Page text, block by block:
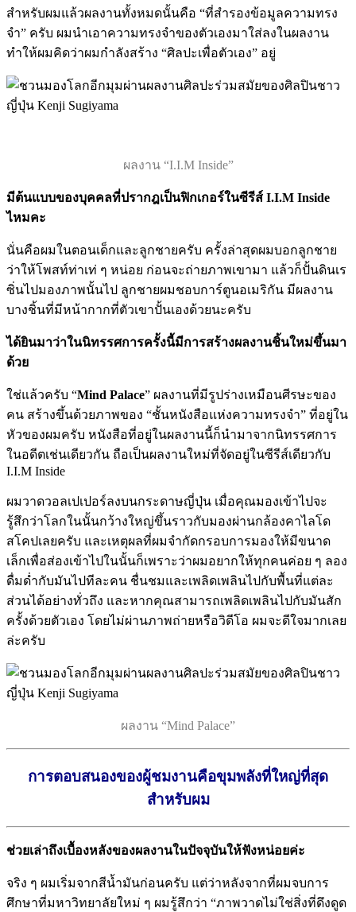
สำหรับผมแล้วผลงานทั้งหมดนั้นคือ “ที่สำรองข้อมูลความทรง
จำ” ครับ ผมนำเอาความทรงจำของตัวเองมาใส่ลงในผลงาน
ทำให้ผมคิดว่าผมกำลังสร้าง “ศิลปะเพื่อตัวเอง” อยู่
ผลงาน “I.I.M Inside”
มีต้นแบบของบุคคลที่ปรากฎเป็นฟิกเกอร์ในซีรีส์ I.I.M Inside
ไหมคะ
นั่นคือผมในตอนเด็กและลูกชายครับ ครั้งล่าสุดผมบอกลูกชาย
ว่าให้โพสท์ท่าเท่ ๆ หน่อย ก่อนจะถ่ายภาพเขามา แล้วก็ปั้นดินเร
ซิ่นไปมองภาพนั้นไป ลูกชายผมชอบการ์ตูนอเมริกัน มีผลงาน
บางชิ้นที่มีหน้ากากที่ตัวเขาปั้นเองด้วยนะครับ
ได้ยินมาว่าในนิทรรศการครั้งนี้มีการสร้างผลงานชิ้นใหม่ขึ้นมา
ด้วย
ใช่แล้วครับ “Mind Palace” ผลงานที่มีรูปร่างเหมือนศีรษะของ
คน สร้างขึ้นด้วยภาพของ “ชั้นหนังสือแห่งความทรงจำ” ที่อยู่ใน
หัวของผมครับ หนังสือที่อยู่ในผลงานนี้ก็นำมาจากนิทรรศการ
ในอดีตเช่นเดียวกัน ถือเป็นผลงานใหม่ที่จัดอยู่ในซีรีส์เดียวกับ
I.I.M Inside
ผมวาดวอลเปเปอร์ลงบนกระดาษญี่ปุ่น เมื่อคุณมองเข้าไปจะ
รู้สึกว่าโลกในนั้นกว้างใหญ่ขึ้นราวกับมองผ่านกล้องคาไลโด
สโคปเลยครับ และเหตุผลที่ผมจำกัดกรอบการมองให้มีขนาด
เล็กเพื่อส่องเข้าไปในนั้นก็เพราะว่าผมอยากให้ทุกคนค่อย ๆ ลอง
ดื่มด่ำกับมันไปทีละคน ชื่นชมและเพลิดเพลินไปกับพื้นที่แต่ละ
ส่วนได้อย่างทั่วถึง และหากคุณสามารถเพลิดเพลินไปกับมันสัก
ครั้งด้วยตัวเอง โดยไม่ผ่านภาพถ่ายหรือวิดีโอ ผมจะดีใจมากเลย
ล่ะครับ
ผลงาน “Mind Palace”
การตอบสนองของผู้ชมงานคือขุมพลังที่ใหญ่ที่สุด
สำหรับผม
ช่วยเล่าถึงเบื้องหลังของผลงานในปัจจุบันให้ฟังหน่อยค่ะ
จริง ๆ ผมเริ่มจากสีน้ำมันก่อนครับ แต่ว่าหลังจากที่ผมจบการ
ศึกษาที่มหาวิทยาลัยใหม่ ๆ ผมรู้สึกว่า “ภาพวาดไม่ใช่สิ่งที่ดึงดูด